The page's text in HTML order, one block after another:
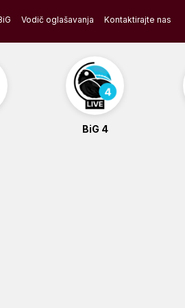
Vodič oglašavanja Kontaktirajte nas
BiG 4